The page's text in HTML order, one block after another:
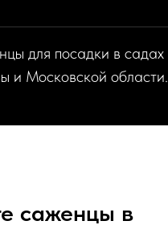
для посадки в садах
и Московской области.
саженцы в